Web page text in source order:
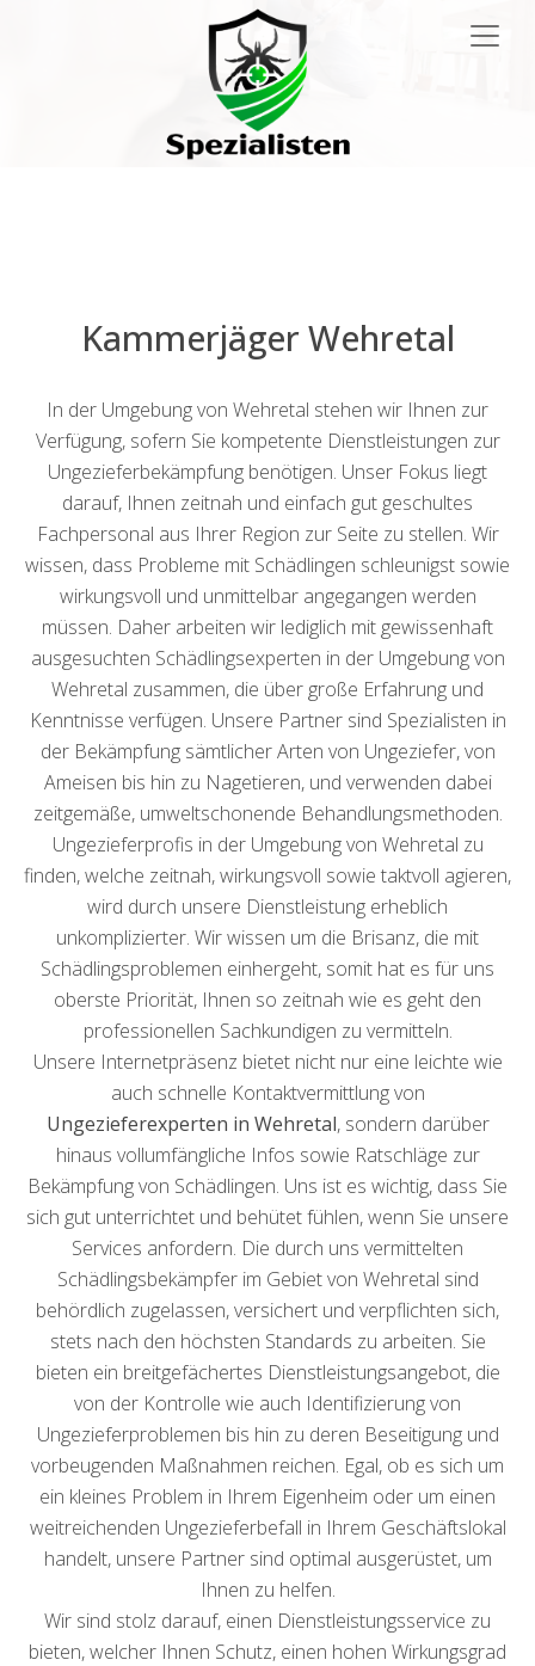
Kammerjäger Wehretal
In der Umgebung von Wehretal stehen wir Ihnen zur
Verfügung, sofern Sie kompetente Dienstleistungen zur
Ungezieferbekämpfung benötigen. Unser Fokus liegt
darauf, Ihnen zeitnah und einfach gut geschultes
Fachpersonal aus Ihrer Region zur Seite zu stellen. Wir
wissen, dass Probleme mit Schädlingen schleunigst sowie
wirkungsvoll und unmittelbar angegangen werden
müssen. Daher arbeiten wir lediglich mit gewissenhaft
ausgesuchten Schädlingsexperten in der Umgebung von
Wehretal zusammen, die über große Erfahrung und
Kenntnisse verfügen. Unsere Partner sind Spezialisten in
der Bekämpfung sämtlicher Arten von Ungeziefer, von
Ameisen bis hin zu Nagetieren, und verwenden dabei
zeitgemäße, umweltschonende Behandlungsmethoden.
Ungezieferprofis in der Umgebung von Wehretal zu
finden, welche zeitnah, wirkungsvoll sowie taktvoll agieren,
wird durch unsere Dienstleistung erheblich
unkomplizierter. Wir wissen um die Brisanz, die mit
Schädlingsproblemen einhergeht, somit hat es für uns
oberste Priorität, Ihnen so zeitnah wie es geht den
professionellen Sachkundigen zu vermitteln.
Unsere Internetpräsenz bietet nicht nur eine leichte wie
auch schnelle Kontaktvermittlung von
Ungezieferexperten in Wehretal, sondern darüber
hinaus vollumfängliche Infos sowie Ratschläge zur
Bekämpfung von Schädlingen. Uns ist es wichtig, dass Sie
sich gut unterrichtet und behütet fühlen, wenn Sie unsere
Services anfordern. Die durch uns vermittelten
Schädlingsbekämpfer im Gebiet von Wehretal sind
behördlich zugelassen, versichert und verpflichten sich,
stets nach den höchsten Standards zu arbeiten. Sie
bieten ein breitgefächertes Dienstleistungsangebot, die
von der Kontrolle wie auch Identifizierung von
Ungezieferproblemen bis hin zu deren Beseitigung und
vorbeugenden Maßnahmen reichen. Egal, ob es sich um
ein kleines Problem in Ihrem Eigenheim oder um einen
weitreichenden Ungezieferbefall in Ihrem Geschäftslokal
handelt, unsere Partner sind optimal ausgerüstet, um
Ihnen zu helfen.
Wir sind stolz darauf, einen Dienstleistungsservice zu
bieten, welcher Ihnen Schutz, einen hohen Wirkungsgrad